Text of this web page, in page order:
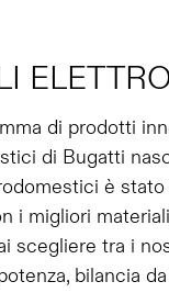
di prodotti
di Bugatti
è stato
i migliori
scegliere tra i
bilancia